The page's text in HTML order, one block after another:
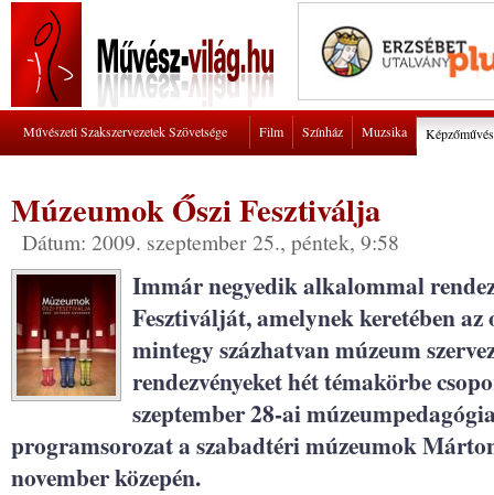
Művészeti Szakszervezetek Szövetsége Film Színház Muzsika
Múzeumok Őszi Fesztiválja
Dátum: 2009. szeptember 25., péntek, 9:58
Immár negyedik alkalommal
Fesztiválját, amelynek keretében az
mintegy százhatvan múzeum
rendezvényeket hét témakörbe
szeptember 28-ai
programsorozat a szabadtéri múzeumok
november közepén.